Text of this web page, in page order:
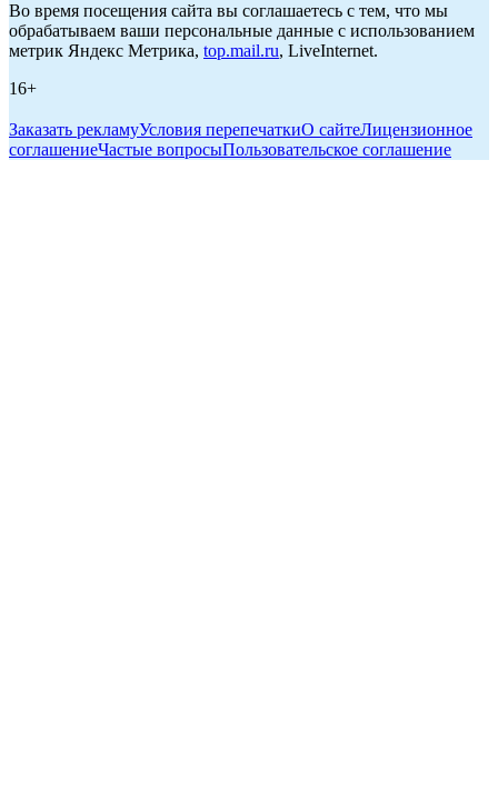
Во время посещения сайта вы соглашаетесь с тем, что мы
обрабатываем ваши персональные данные с использованием
метрик Яндекс Метрика, top.mail.ru, LiveInternet.
16+
Заказать рекламуУсловия перепечаткиО сайтеЛицензионное
соглашениеЧастые вопросыПользовательское соглашение